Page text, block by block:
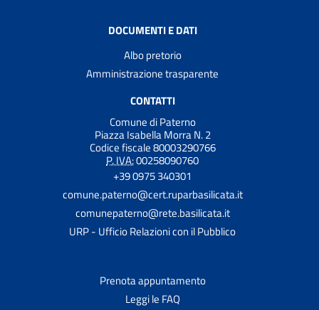
DOCUMENTI E DATI
Albo pretorio
Amministrazione trasparente
CONTATTI
Comune di Paterno
Piazza Isabella Morra N. 2
Codice fiscale 80003290766
P. IVA:00258090760
+39 0975 340301
comune.paterno@cert.ruparbasilicata.it
comunepaterno@rete.basilicata.it
URP - Ufficio Relazioni con il Pubblico
Prenota appuntamento
Leggi le FAQ